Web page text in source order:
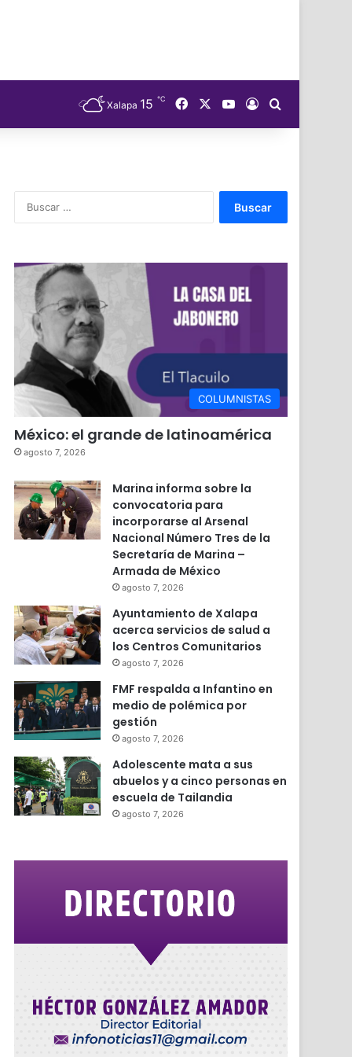
Xalapa 15 ℃ FacebookYouTube
Acceso
COLUMNISTAS
México: el grande de latinoamérica
agosto 7, 2026
Marina informa sobre la
convocatoria para
incorporarse al Arsenal
Nacional Número Tres de la
Secretaría de Marina –
Armada de México
agosto 7, 2026
Ayuntamiento de Xalapa
acerca servicios de salud a
los Centros Comunitarios
agosto 7, 2026
FMF respalda a Infantino en
medio de polémica por
gestión
agosto 7, 2026
Adolescente mata a sus
abuelos y a cinco personas en
escuela de Tailandia
agosto 7, 2026